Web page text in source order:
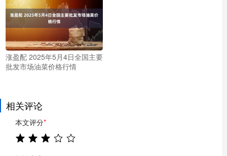
涨盈配 2025年5月4日全国主要
批发市场油菜价格行情
相关评论
本文评分*